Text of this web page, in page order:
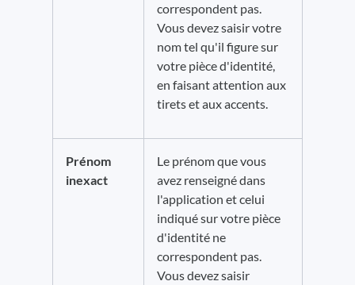
correspondent pas.
Vous devez saisir votre
nom tel qu'il figure sur
votre pièce d'identité,
en faisant attention aux
tirets et aux accents.
Prénom
inexact
Le prénom que vous
avez renseigné dans
l'application et celui
indiqué sur votre pièce
d'identité ne
correspondent pas.
Vous devez saisir